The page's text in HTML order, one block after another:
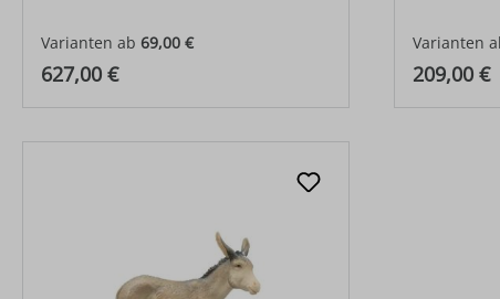
Varianten ab 69,00 €
Regulärer Preis:
627,00 €
Varianten
Regulärer
209,00 €